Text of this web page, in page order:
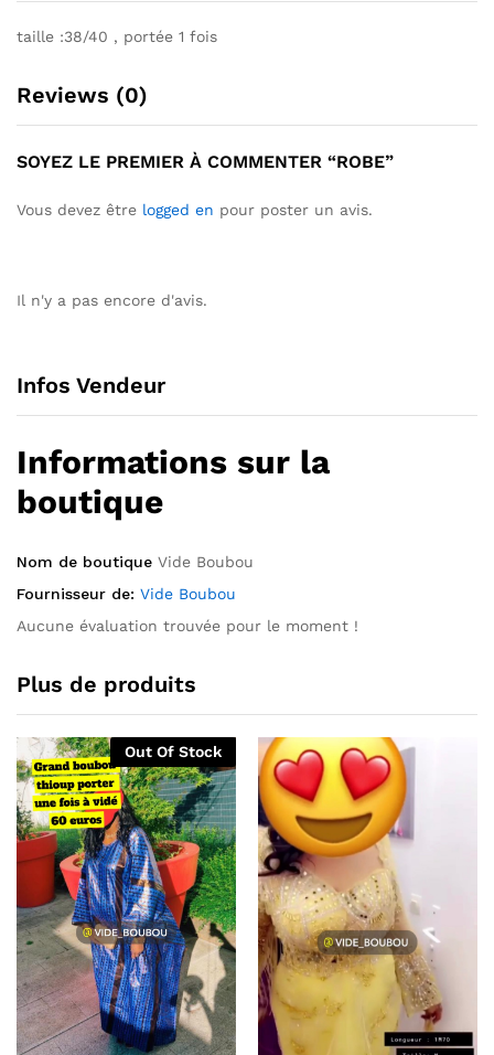
taille :38/40 , portée 1 fois
Reviews (0)
SOYEZ LE PREMIER À COMMENTER “ROBE”
Vous devez être logged en pour poster un avis.
Il n'y a pas encore d'avis.
Infos Vendeur
Informations sur la
boutique
Nom de boutique Vide Boubou
Fournisseur de: Vide Boubou
Aucune évaluation trouvée pour le moment !
Plus de produits
Out Of Stock